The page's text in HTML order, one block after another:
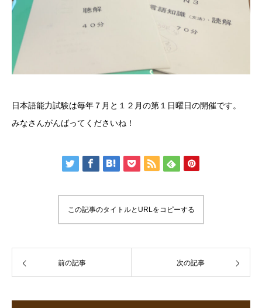
日本語能力試験は毎年７月と１２月の第１日曜日の開催です。
みなさんがんばってくださいね！
この記事のタイトルとURLをコピーする
前の記事 次の記事